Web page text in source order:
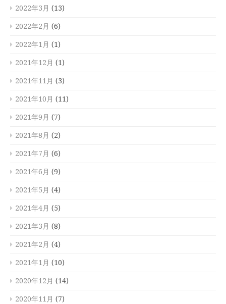
2022年3月 (13)
2022年2月 (6)
2022年1月 (1)
2021年12月 (1)
2021年11月 (3)
2021年10月 (11)
2021年9月 (7)
2021年8月 (2)
2021年7月 (6)
2021年6月 (9)
2021年5月 (4)
2021年4月 (5)
2021年3月 (8)
2021年2月 (4)
2021年1月 (10)
2020年12月 (14)
2020年11月 (7)